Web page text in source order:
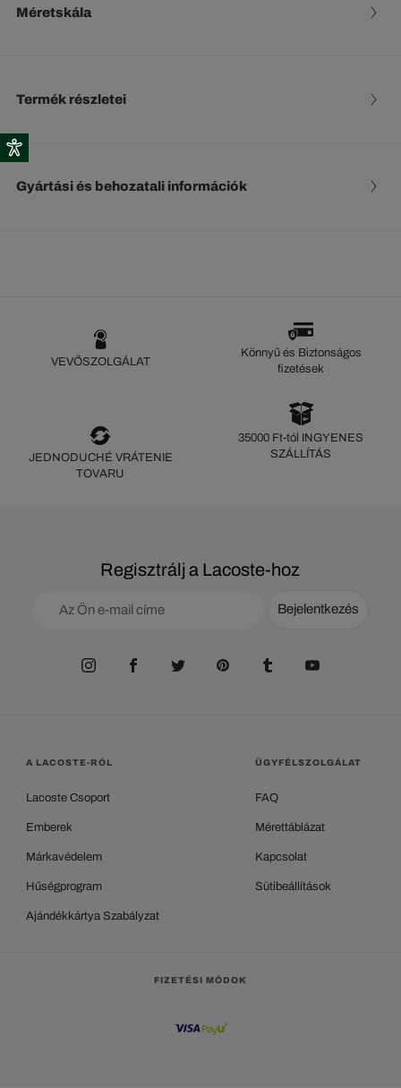
Méretskála
Termék részletei
Gyártási és behozatali információk
VEVŐSZOLGÁLAT
Könnyű és Biztonságos
fizetések
JEDNODUCHÉ VRÁTENIE
TOVARU
35000 Ft-tól INGYENES
SZÁLLÍTÁS
Regisztrálj a Lacoste-hoz
Bejelentkezés
A LACOSTE-RÓL
Lacoste Csoport
Emberek
Márkavédelem
Hűségprogram
Ajándékkártya Szabályzat
ÜGYFÉLSZOLGÁLAT
FAQ
Mérettáblázat
Kapcsolat
Sütibeállítások
FIZETÉSI MÓDOK